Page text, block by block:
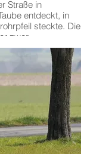
Straße in
entdeckt, in
steckte. Die
zwar
der Pfeil hatte den
somit war sie
aufzunehmen.
sich des verletzten
und
wo der
konnte und die